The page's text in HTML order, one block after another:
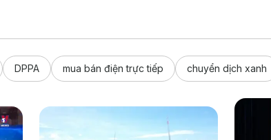
DPPA mua bán điện trực tiếp chuyển dịch xanh